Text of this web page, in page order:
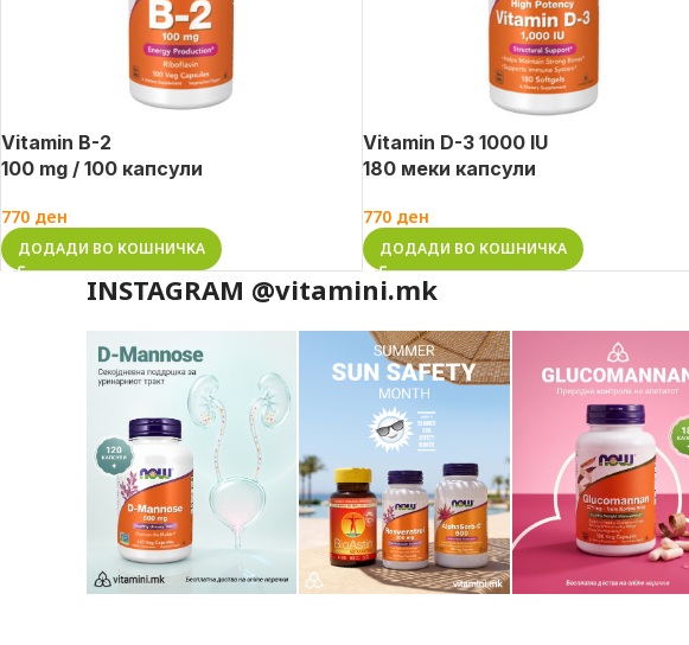
Vitamin B-2
100 mg / 100 капсули
770 ден
ДОДАДИ ВО КОШНИЧКА
Vitamin D-3 1000 IU
180 меки капсули
770 ден
ДОДАДИ ВО КОШНИЧКА
INSTAGRAM @vitamini.mk